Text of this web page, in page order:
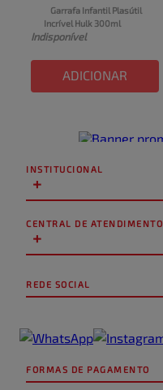
Garrafa Infantil Plasútil
Incrível Hulk 300ml
Indisponível
ADICIONAR
INSTITUCIONAL
+
CENTRAL DE ATENDIMENTO
+
REDE SOCIAL
FORMAS DE PAGAMENTO